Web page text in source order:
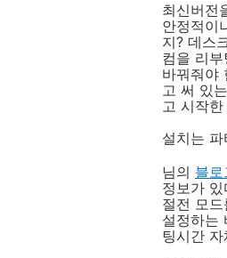
최신버전
안정적이
지? 데스
컴을 리
바꿔줘야
고 써 있
고 시작
설치는
님의 블로
정보가
절전 모
설정하는
팅시간